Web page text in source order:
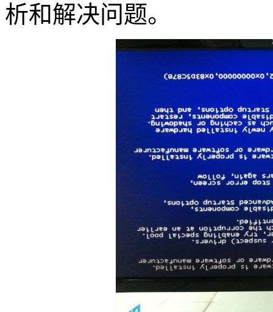
析和解决问题。